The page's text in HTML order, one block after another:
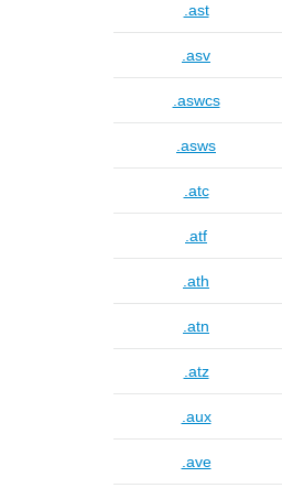
.ast
.asv
.aswcs
.asws
.atc
.atf
.ath
.atn
.atz
.aux
.ave